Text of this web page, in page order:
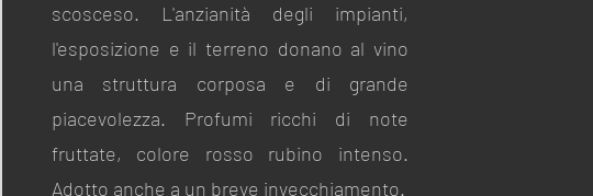
scosceso. L'anzianità degli impianti,
l'esposizione e il terreno donano al vino
una struttura corposa e di grande
piacevolezza. Profumi ricchi di note
fruttate, colore rosso rubino intenso.
Adotto anche a un breve invecchiamento.